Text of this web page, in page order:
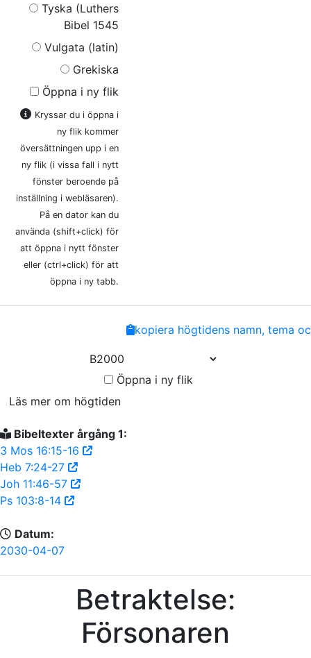
Tyska (Luthers
Bibel 1545
Vulgata (latin)
Grekiska
Öppna i ny flik
Kryssar du i öppna i
ny flik kommer
översättningen upp i en
ny flik (i vissa fall i nytt
fönster beroende på
inställning i webläsaren).
På en dator kan du
använda (shift+click) för
att öppna i nytt fönster
eller (ctrl+click) för att
öppna i ny tabb.
EmailCopy
kopiera högtidens namn, tema
Öppna i ny flik
Läs mer om högtiden
Bibeltexter årgång 1:
3 Mos 16:15-16
Heb 7:24-27
Joh 11:46-57
Ps 103:8-14
Datum:
2030-04-07
Betraktelse:
Försonaren